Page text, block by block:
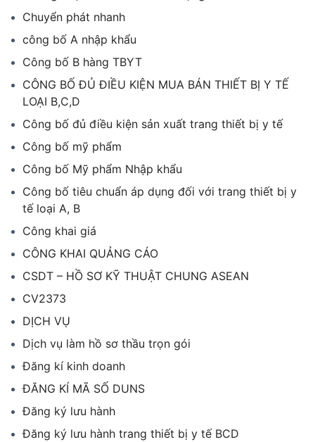
Chuyển phát nhanh
công bố A nhập khẩu
Công bố B hàng TBYT
CÔNG BỐ ĐỦ ĐIỀU KIỆN MUA BÁN THIẾT BỊ Y TẾ
LOẠI B,C,D
Công bố đủ điều kiện sản xuất trang thiết bị y tế
Công bố mỹ phẩm
Công bố Mỹ phẩm Nhập khẩu
Công bố tiêu chuẩn áp dụng đối với trang thiết bị y
tế loại A, B
Công khai giá
CÔNG KHAI QUẢNG CÁO
CSDT – HỒ SƠ KỸ THUẬT CHUNG ASEAN
CV2373
DỊCH VỤ
Dịch vụ làm hồ sơ thầu trọn gói
Đăng kí kinh doanh
ĐĂNG KÍ MÃ SỐ DUNS
Đăng ký lưu hành
Đăng ký lưu hành trang thiết bị y tế BCD